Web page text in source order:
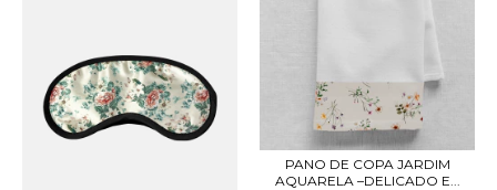
PANO DE COPA JARDIM
AQUARELA –DELICADO E...